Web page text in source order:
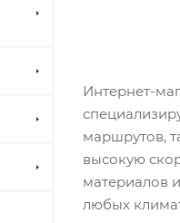
Интернет-
маршрутов,
высокую
материалов
любых